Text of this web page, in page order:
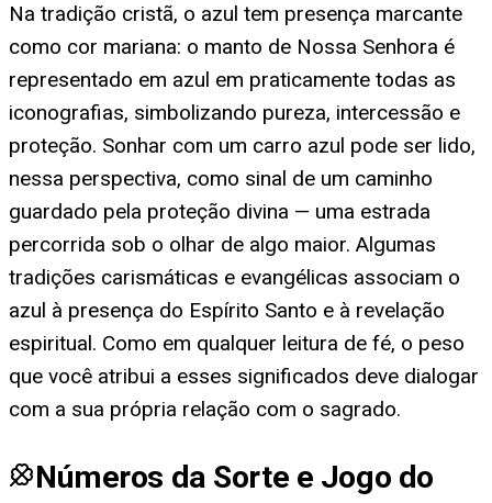
Na tradição cristã, o azul tem presença marcante
como cor mariana: o manto de Nossa Senhora é
representado em azul em praticamente todas as
iconografias, simbolizando pureza, intercessão e
proteção. Sonhar com um carro azul pode ser lido,
nessa perspectiva, como sinal de um caminho
guardado pela proteção divina — uma estrada
percorrida sob o olhar de algo maior. Algumas
tradições carismáticas e evangélicas associam o
azul à presença do Espírito Santo e à revelação
espiritual. Como em qualquer leitura de fé, o peso
que você atribui a esses significados deve dialogar
com a sua própria relação com o sagrado.
Números da Sorte e Jogo do